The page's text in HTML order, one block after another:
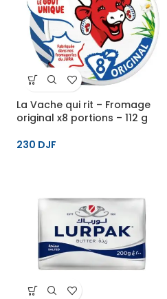
La Vache qui rit – Fromage
original x8 portions – 112 g
230 DJF